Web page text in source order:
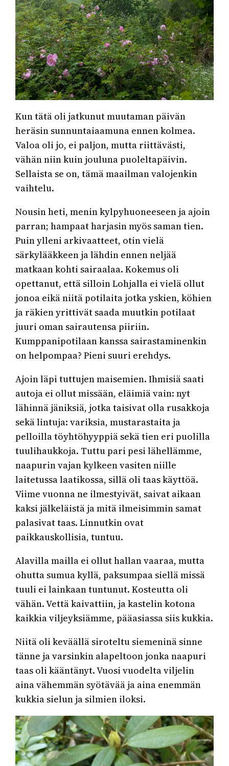
Kun tätä oli jatkunut muutaman päivän
heräsin sunnuntaiaamuna ennen kolmea.
Valoa oli jo, ei paljon, mutta riittävästi,
vähän niin kuin jouluna puoleltapäivin.
Sellaista se on, tämä maailman valojenkin
vaihtelu.
Nousin heti, menin kylpyhuoneeseen ja ajoin
parran; hampaat harjasin myös saman tien.
Puin ylleni arkivaatteet, otin vielä
särkylääkkeen ja lähdin ennen neljää
matkaan kohti sairaalaa. Kokemus oli
opettanut, että silloin Lohjalla ei vielä ollut
jonoa eikä niitä potilaita jotka yskien, köhien
ja räkien yrittivät saada muutkin potilaat
juuri oman sairautensa piiriin.
Kumppanipotilaan kanssa sairastaminenkin
on helpompaa? Pieni suuri erehdys.
Ajoin läpi tuttujen maisemien. Ihmisiä saati
autoja ei ollut missään, eläimiä vain: nyt
lähinnä jäniksiä, jotka taisivat olla rusakkoja
sekä lintuja: variksia, mustarastaita ja
pelloilla töyhtöhyyppiä sekä tien eri puolilla
tuulihaukkoja. Tuttu pari pesi lähellämme,
naapurin vajan kylkeen vasiten niille
laitetussa laatikossa, sillä oli taas käyttöä.
Viime vuonna ne ilmestyivät, saivat aikaan
kaksi jälkeläistä ja mitä ilmeisimmin samat
palasivat taas. Linnutkin ovat
paikkauskollisia, tuntuu.
Alavilla mailla ei ollut hallan vaaraa, mutta
ohutta sumua kyllä, paksumpaa siellä missä
tuuli ei lainkaan tuntunut. Kosteutta oli
vähän. Vettä kaivattiin, ja kastelin kotona
kaikkia viljeyksiämme, pääasiassa siis kukkia.
Niitä oli keväällä siroteltu siemeninä sinne
tänne ja varsinkin alapeltoon jonka naapuri
taas oli kääntänyt. Vuosi vuodelta viljelin
aina vähemmän syötävää ja aina enemmän
kukkia sielun ja silmien iloksi.